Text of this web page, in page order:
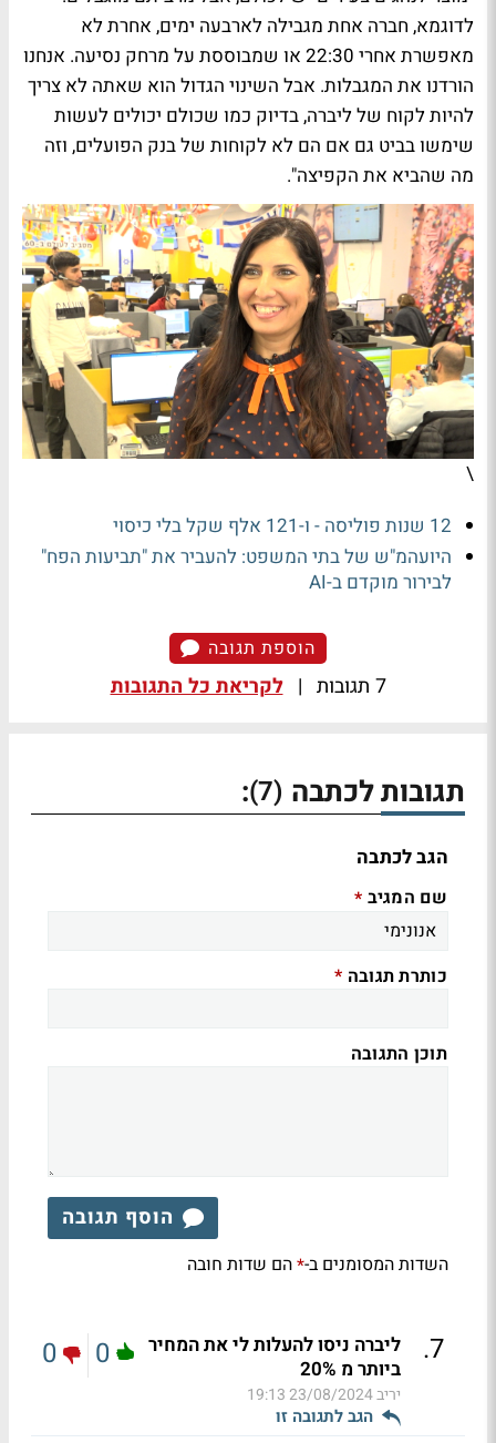
לדוגמא, חברה אחת מגבילה לארבעה ימים, אחרת לא
מאפשרת אחרי 22:30 או שמבוססת על מרחק נסיעה. אנחנו
הורדנו את המגבלות. אבל השינוי הגדול הוא שאתה לא צריך
להיות לקוח של ליברה, בדיוק כמו שכולם יכולים לעשות
שימשו בביט גם אם הם לא לקוחות של בנק הפועלים, וזה
מה שהביא את הקפיצה".
\
12 שנות פוליסה - ו-121 אלף שקל בלי כיסוי
היועהמ"ש של בתי המשפט: להעביר את "תביעות הפח"
לבירור מוקדם ב-AI
הוספת תגובה
7 תגובות | לקריאת כל התגובות
תגובות לכתבה (7)
:
הגב לכתבה
שם המגיב *
כותרת תגובה *
תוכן התגובה
הוסף תגובה
השדות המסומנים ב-*הם שדות חובה
7
.
ליברה ניסו להעלות לי את המחיר
ביותר מ 20%
יריב23/08/2024 19:13
הגב לתגובה זו
0
0